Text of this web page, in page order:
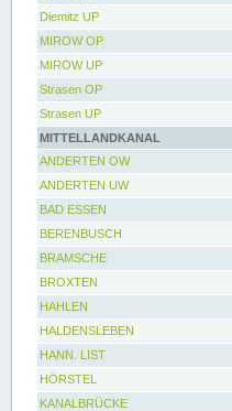
Diemitz UP
MIROW OP
MIROW UP
Strasen OP
Strasen UP
MITTELLANDKANAL
ANDERTEN OW
ANDERTEN UW
BAD ESSEN
BERENBUSCH
BRAMSCHE
BROXTEN
HAHLEN
HALDENSLEBEN
HANN. LIST
HÖRSTEL
KANALBRÜCKE